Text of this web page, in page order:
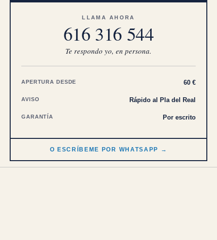
LLAMA AHORA
616 316 544
Te respondo yo, en persona.
APERTURA DESDE 60 €
AVISO Rápido al Pla del Real
GARANTÍA Por escrito
O ESCRÍBEME POR WHATSAPP →